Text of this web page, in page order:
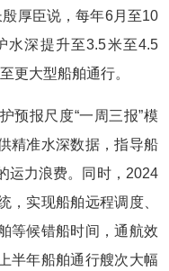
厚臣说，每年6月至10
水深提升至3.5米至4.5
更大型船舶通行。
预报尺度“一周三报”模
精准水深数据，指导船
运力浪费。同时，2024
，实现船舶远程调度、
等候错船时间，通航效
半年船舶通行艘次大幅